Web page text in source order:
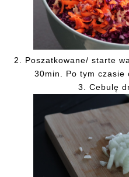
2. Poszatkowane/ starte
30min. Po tym czasie
3. Cebulę